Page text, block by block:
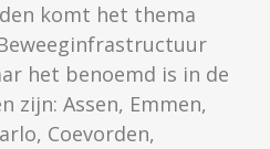
komt het thema
het benoemd is in de
zijn: Assen, Emmen,
Coevorden,